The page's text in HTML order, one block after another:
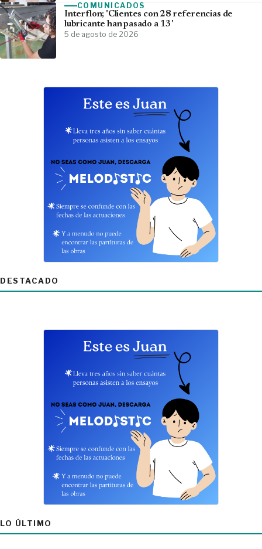
COMUNICADOS
Interflon; 'Clientes con 28 referencias de
lubricante han pasado a 13'
5 de agosto de 2026
DESTACADO
LO ÚLTIMO